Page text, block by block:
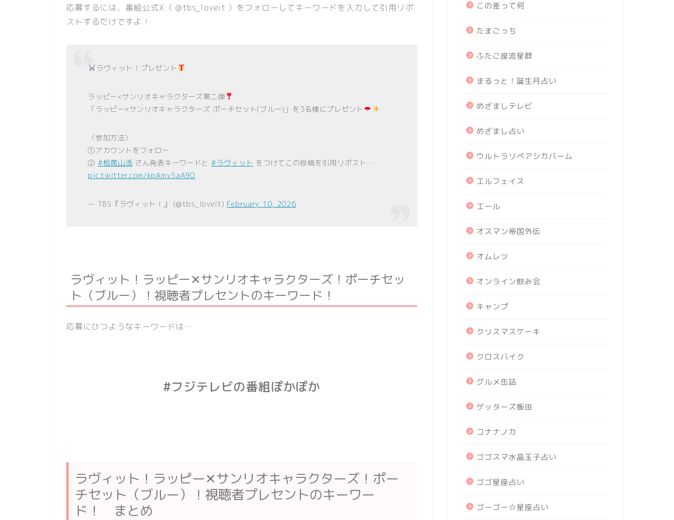
応募するには、番組公式X（ @tbs_loveit ）をフォローしてキーワードを入力して引用リポ
ストするだけですよ！
ラヴィット！プレゼント
ラッピー×サンリオキャラクターズ第二弾
「ラッピー×サンリオキャラクターズ ポーチセット(ブルー)」を3名様にプレゼント
〈参加方法〉
①アカウントをフォロー
② #相席山添 さん発表キーワードと #ラヴィット をつけてこの投稿を引用リポスト…
pic.twitter.com/kpAmv5aA9O
— TBS『ラヴィット！』 (@tbs_loveit) February 10, 2026
ラヴィット！ラッピー✕サンリオキャラクターズ！ポーチセッ
ト（ブルー）！視聴者プレセントのキーワード！
応募にひつようなキーワードは…
#フジテレビの番組ぽかぽか
ラヴィット！ラッピー✕サンリオキャラクターズ！ポー
チセット（ブルー）！視聴者プレセントのキーワー
ド！ まとめ
この差って何
たまごっち
ふたご座流星群
まるっと！誕生月占い
めざましテレビ
めざまし占い
ウルトラリペアシカバーム
エルフェイス
エール
オスマン帝国外伝
オムレツ
オンライン飲み会
キャンプ
クリスマスケーキ
クロスバイク
グルメ缶詰
ゲッターズ飯田
コナナノカ
ゴゴスマ水晶玉子占い
ゴゴ星座占い
ゴーゴー☆星座占い